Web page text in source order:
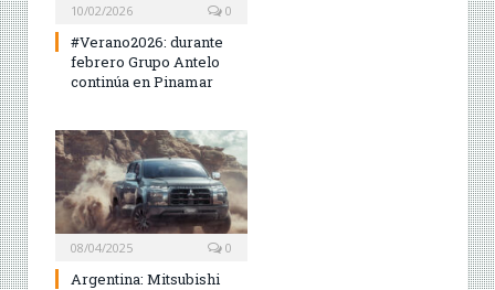
10/02/2026 0
#Verano2026: durante
febrero Grupo Antelo
continúa en Pinamar
08/04/2025 0
Argentina: Mitsubishi